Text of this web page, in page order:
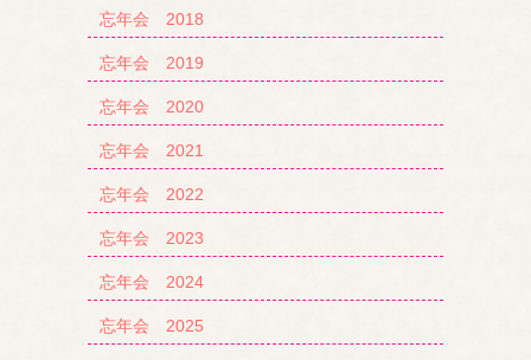
忘年会 2018
忘年会 2019
忘年会 2020
忘年会 2021
忘年会 2022
忘年会 2023
忘年会 2024
忘年会 2025